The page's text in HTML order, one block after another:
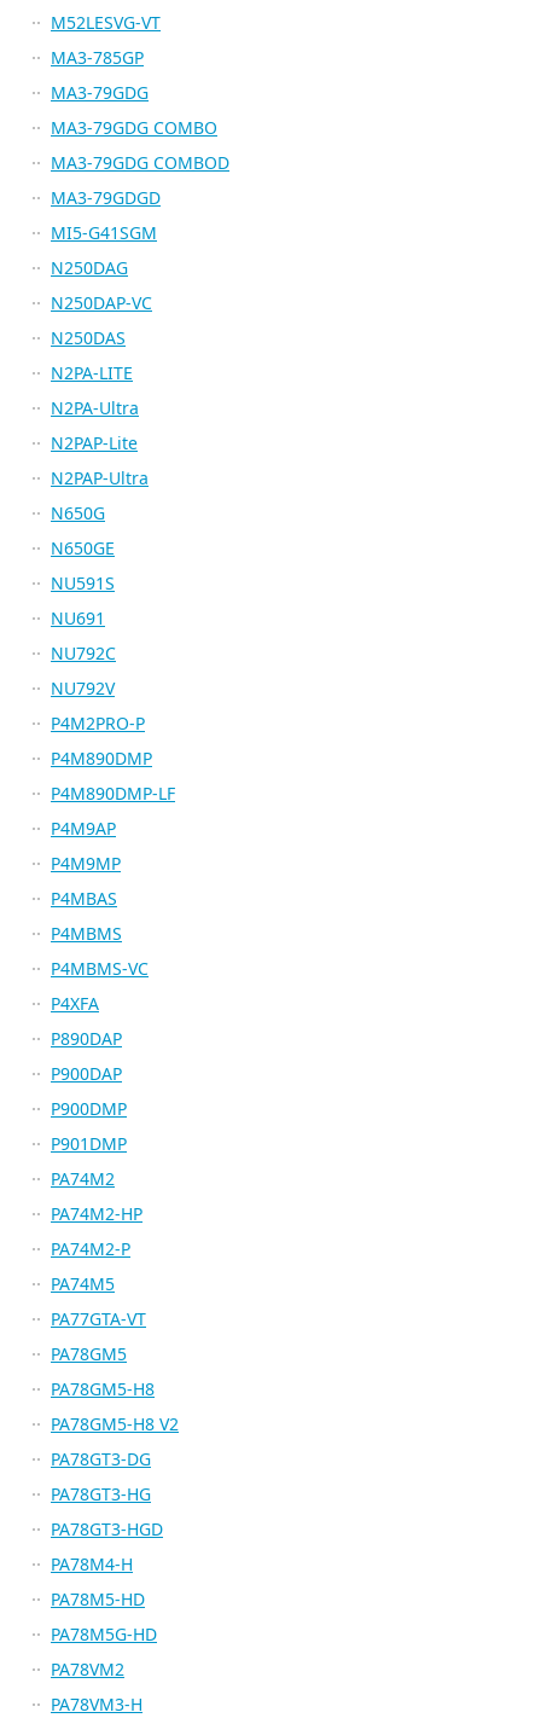
M52LESVG-VT
MA3-785GP
MA3-79GDG
MA3-79GDG COMBO
MA3-79GDG COMBOD
MA3-79GDGD
MI5-G41SGM
N250DAG
N250DAP-VC
N250DAS
N2PA-LITE
N2PA-Ultra
N2PAP-Lite
N2PAP-Ultra
N650G
N650GE
NU591S
NU691
NU792C
NU792V
P4M2PRO-P
P4M890DMP
P4M890DMP-LF
P4M9AP
P4M9MP
P4MBAS
P4MBMS
P4MBMS-VC
P4XFA
P890DAP
P900DAP
P900DMP
P901DMP
PA74M2
PA74M2-HP
PA74M2-P
PA74M5
PA77GTA-VT
PA78GM5
PA78GM5-H8
PA78GM5-H8 V2
PA78GT3-DG
PA78GT3-HG
PA78GT3-HGD
PA78M4-H
PA78M5-HD
PA78M5G-HD
PA78VM2
PA78VM3-H